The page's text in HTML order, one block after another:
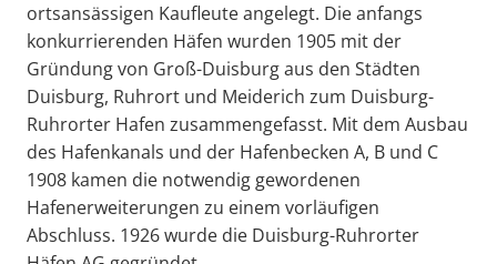
ortsansässigen Kaufleute angelegt. Die anfangs
konkurrierenden Häfen wurden 1905 mit der
Gründung von Groß-Duisburg aus den Städten
Duisburg, Ruhrort und Meiderich zum Duisburg-
Ruhrorter Hafen zusammengefasst. Mit dem Ausbau
des Hafenkanals und der Hafenbecken A, B und C
1908 kamen die notwendig gewordenen
Hafenerweiterungen zu einem vorläufigen
Abschluss. 1926 wurde die Duisburg-Ruhrorter